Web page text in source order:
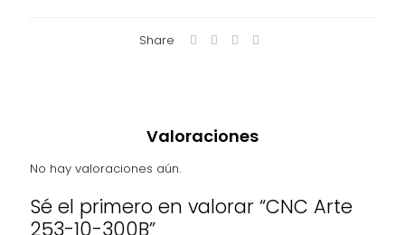
Share
Valoraciones
No hay valoraciones aún.
Sé el primero en valorar “CNC Arte
253-10-300B”